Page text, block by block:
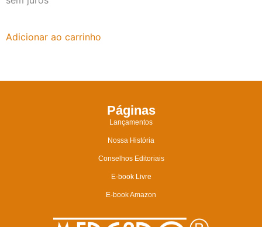
Adicionar ao carrinho
Páginas
Lançamentos
Nossa História
Conselhos Editoriais
E-book Livre
E-book Amazon